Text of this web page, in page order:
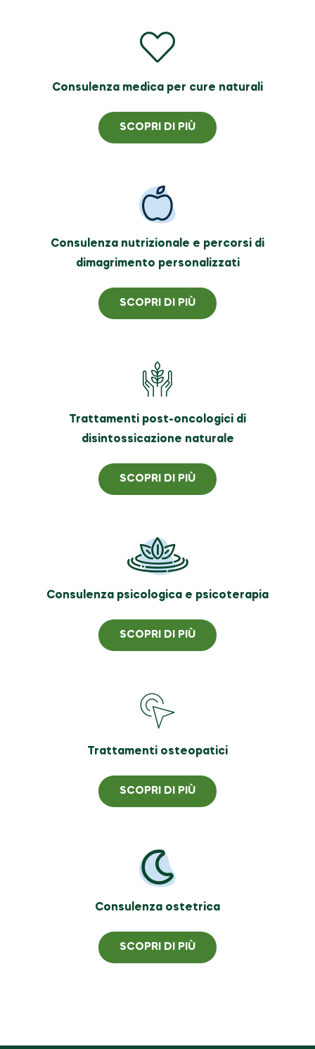
Consulenza medica per cure naturali
SCOPRI DI PIÙ
Consulenza nutrizionale e percorsi di
dimagrimento personalizzati
SCOPRI DI PIÙ
Trattamenti post-oncologici di
disintossicazione naturale
SCOPRI DI PIÙ
Consulenza psicologica e psicoterapia
SCOPRI DI PIÙ
Trattamenti osteopatici
SCOPRI DI PIÙ
Consulenza ostetrica
SCOPRI DI PIÙ